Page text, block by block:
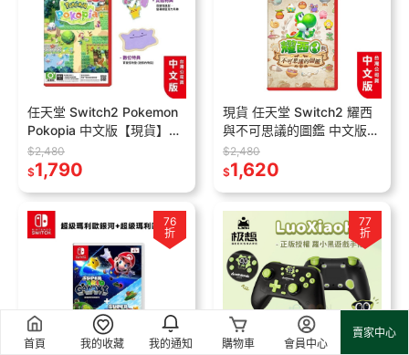
首頁 我的收藏 我的通知 購物車 會員中心
賣家中心
任天堂 Switch2 Pokemon
Pokopia 中文版【現貨】
NS2遊戲片 寶可夢 百變怪
慢活 沙盒遊戲
$2,480
$1,790
現貨 任天堂 Switch2 耀西
與不可思議的圖鑑 中文版
日版【5/21發售】NS2 遊戲
片 瑪利歐 簿可思易 耀西
$2,480
$1,620
76
折
77
折